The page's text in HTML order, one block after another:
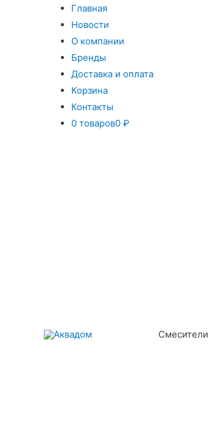
Главная
Новости
О компании
Бренды
Доставка и оплата
Корзина
Контакты
0 товаров0 ₽
Смесители